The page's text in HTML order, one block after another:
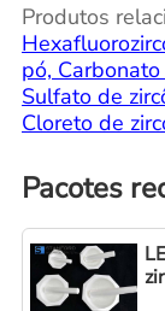
Produtos
pó,
Sulfato de
Cloreto de
Pacotes